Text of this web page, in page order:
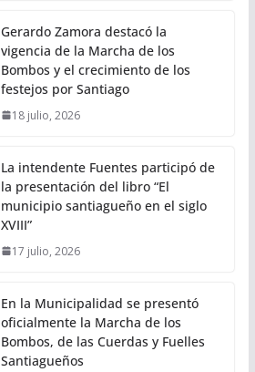
Gerardo Zamora destacó la
vigencia de la Marcha de los
Bombos y el crecimiento de los
festejos por Santiago
18 julio, 2026
La intendente Fuentes participó de
la presentación del libro “El
municipio santiagueño en el siglo
XVIII”
17 julio, 2026
En la Municipalidad se presentó
oficialmente la Marcha de los
Bombos, de las Cuerdas y Fuelles
Santiagueños